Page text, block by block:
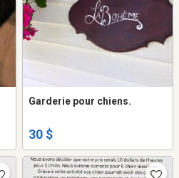
Garderie pour chiens.
30 $